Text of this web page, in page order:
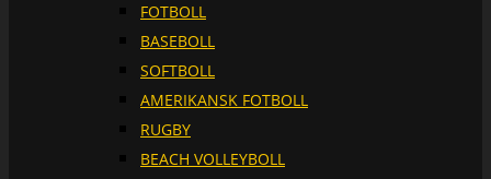
FOTBOLL
BASEBOLL
SOFTBOLL
AMERIKANSK FOTBOLL
RUGBY
BEACH VOLLEYBOLL